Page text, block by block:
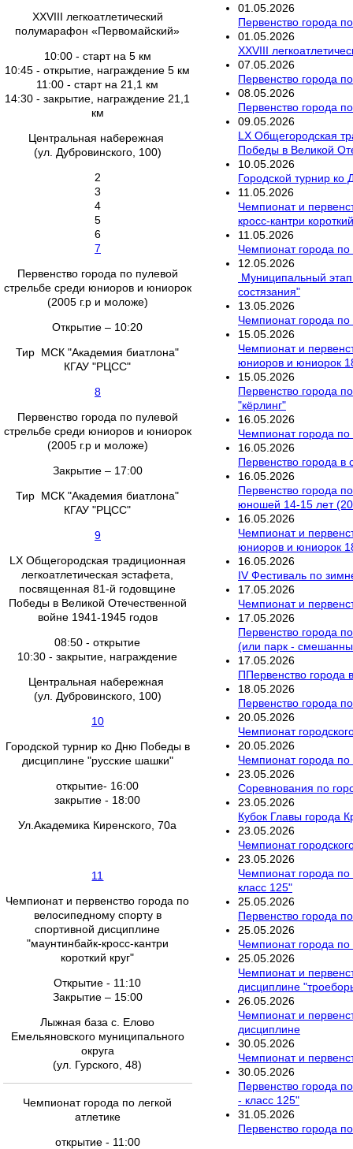
XXVIII легкоатлетический
полумарафон «Первомайский»
10:00 - старт на 5 км
10:45 - открытие, награждение 5 км
11:00 - старт на 21,1 км
14:30 - закрытие, награждение 21,1
км
Центральная набережная
(ул. Дубровинского, 100)
2
3
4
5
6
7
Первенство города по пулевой
стрельбе среди юниоров и юниорок
(2005 г.р и моложе)
Открытие – 10:20
Тир МСК "Академия биатлона"
КГАУ "РЦСС"
8
Первенство города по пулевой
стрельбе среди юниоров и юниорок
(2005 г.р и моложе)
Закрытие – 17:00
Тир МСК "Академия биатлона"
КГАУ "РЦСС"
9
LX Общегородская традиционная
легкоатлетическая эстафета,
посвященная 81-й годовщине
Победы в Великой Отечественной
войне 1941-1945 годов
08:50 - открытие
10:30 - закрытие, награждение
Центральная набережная
(ул. Дубровинского, 100)
10
Городской турнир ко Дню Победы в
дисциплине "русские шашки"
открытие- 16:00
закрытие - 18:00
Ул.Академика Киренского, 70а
11
Чемпионат и первенство города по
велосипедному спорту в
спортивной дисциплине
"маунтинбайк-кросс-кантри
короткий круг"
Открытие - 11:10
Закрытие – 15:00
Лыжная база с. Елово
Емельяновского муниципального
округа
(ул. Гурского, 48)
Чемпионат города по легкой
атлетике
открытие - 11:00
01 05 2026
Первенство города
01 05 2026
XXVIII
07 05 2026
Первенство города
08 05 2026
Первенство города
09 05 2026
LX Общегородская
Победы в Великой
10 05 2026
Городской турнир
11 05 2026
Чемпионат и
кросс-кантри
11 05 2026
Чемпионат города по
12 05 2026
Муниципальный этап
состязания"
13 05 2026
Чемпионат города по
15 05 2026
Чемпионат и
юниоров и юниорок
15 05 2026
Первенство города
"кёрлинг"
16 05 2026
Чемпионат города
16 05 2026
Первенство города
16 05 2026
Первенство города
юношей 14-15 лет
16 05 2026
Чемпионат и
юниоров и юниорок
16 05 2026
IV Фестиваль по
17 05 2026
Чемпионат и
17 05 2026
Первенство города
(или парк -
17 05 2026
ППервенство города
18 05 2026
Первенство города
20 05 2026
Чемпионат
20 05 2026
Чемпионат города
23 05 2026
Соревнования по
23 05 2026
Кубок Главы города
23 05 2026
Чемпионат
23 05 2026
Чемпионат города
класс 125"
25 05 2026
Первенство города
25 05 2026
Чемпионат города по
25 05 2026
Чемпионат и
дисциплине
26 05 2026
Чемпионат и
дисциплине
30 05 2026
Чемпионат и
30 05 2026
Первенство города
- класс 125"
31 05 2026
Первенство города